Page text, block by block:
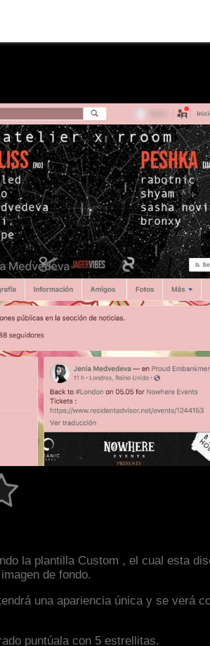
la plantilla Custom , el cual esta
de fondo.
una apariencia única y se verá
puntúala con 5 estrellitas.